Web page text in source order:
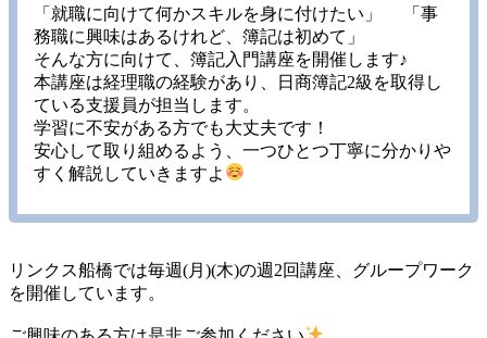
「就職に向けて何かスキルを身に付けたい」 「事
務職に興味はあるけれど、簿記は初めて」
そんな方に向けて、簿記入門講座を開催します♪
本講座は経理職の経験があり、日商簿記2級を取得し
ている支援員が担当します。
学習に不安がある方でも大丈夫です！
安心して取り組めるよう、一つひとつ丁寧に分かりや
すく解説していきますよ
リンクス船橋では毎週(月)(木)の週2回講座、グループワーク
を開催しています。